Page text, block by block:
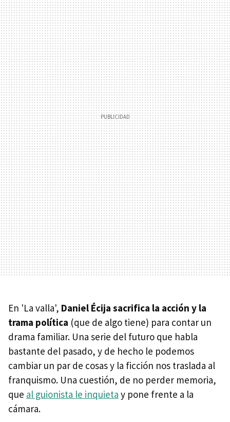
En 'La valla', Daniel Écija sacrifica la acción y la
trama política (que de algo tiene) para contar un
drama familiar. Una serie del futuro que habla
bastante del pasado, y de hecho le podemos
cambiar un par de cosas y la ficción nos traslada al
franquismo. Una cuestión, de no perder memoria,
que al guionista le inquieta y pone frente a la
cámara.